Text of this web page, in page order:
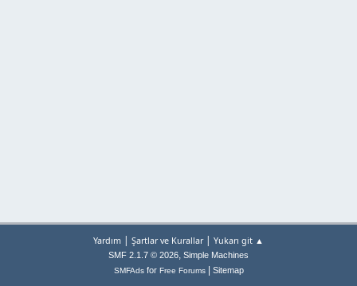
Yardım | Şartlar ve Kurallar| Yukarı git ▲
SMF 2.1.7 © 2026, Simple Machines
SMFAdsfor Free Forums| Sitemap